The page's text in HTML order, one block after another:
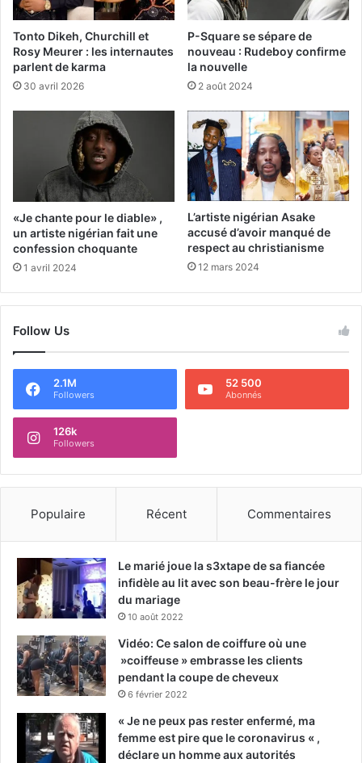
Tonto Dikeh, Churchill et
Rosy Meurer : les internautes
parlent de karma
30 avril 2026
P-Square se sépare de
nouveau : Rudeboy confirme
la nouvelle
2 août 2024
«Je chante pour le diable» ,
un artiste nigérian fait une
confession choquante
1 avril 2024
L’artiste nigérian Asake
accusé d’avoir manqué de
respect au christianisme
12 mars 2024
Follow Us
2.1M
Followers
52 500
Abonnés
126k
Followers
Populaire Récent Commentaires
Le marié joue la s3xtape de sa fiancée
infidèle au lit avec son beau-frère le jour
du mariage
10 août 2022
Vidéo: Ce salon de coiffure où une
»coiffeuse » embrasse les clients
pendant la coupe de cheveux
6 février 2022
« Je ne peux pas rester enfermé, ma
femme est pire que le coronavirus « ,
déclare un homme aux autorités